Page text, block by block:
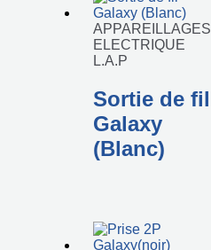
APPAREILLAGES
ELECTRIQUE
L.A.P
Sortie de fil
Galaxy
(Blanc)